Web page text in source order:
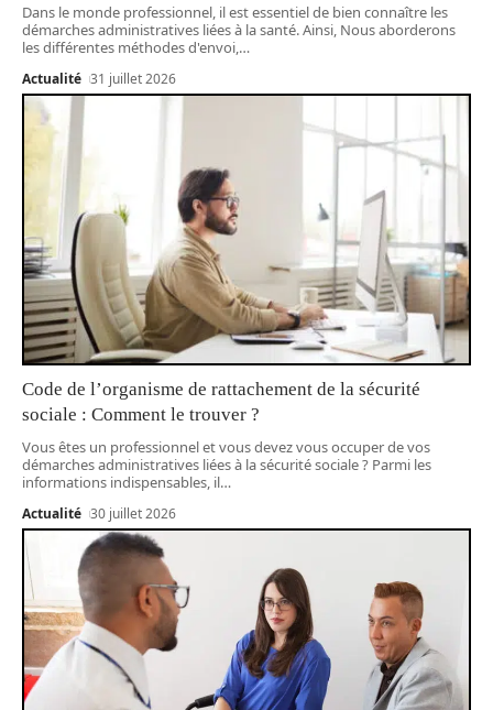
Dans le monde professionnel, il est essentiel de bien connaître les
démarches administratives liées à la santé. Ainsi, Nous aborderons
les différentes méthodes d'envoi,…
Actualité 31 juillet 2026
Code de l’organisme de rattachement de la sécurité
sociale : Comment le trouver ?
Vous êtes un professionnel et vous devez vous occuper de vos
démarches administratives liées à la sécurité sociale ? Parmi les
informations indispensables, il…
Actualité 30 juillet 2026